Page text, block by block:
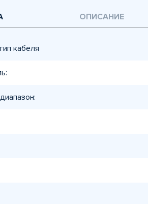
ОПИСАНИЕ
кабеля